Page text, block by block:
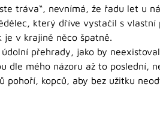
tráva“, nevnímá, že řadu let u
který dříve vystačil s
je v krajině něco špatně.
přehrady, jako by
dle mého názoru až to poslední,
pohoří, kopců, aby bez užitku